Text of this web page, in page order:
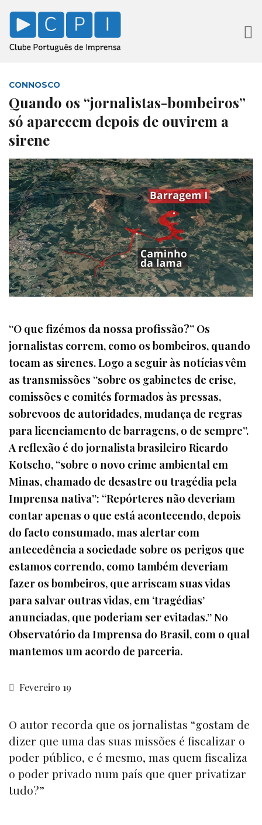
CONNOSCO
Quando os “jornalistas-bombeiros”
só aparecem depois de ouvirem a
sirene
“O que fizémos da nossa profissão?” Os
jornalistas correm, como os bombeiros, quando
tocam as sirenes. Logo a seguir às notícias vêm
as transmissões “sobre os gabinetes de crise,
comissões e comités formados às pressas,
sobrevoos de autoridades, mudança de regras
para licenciamento de barragens, o de sempre”.
A reflexão é do jornalista brasileiro Ricardo
Kotscho, “sobre o novo crime ambiental em
Minas, chamado de desastre ou tragédia pela
Imprensa nativa”: “Repórteres não deveriam
contar apenas o que está acontecendo, depois
do facto consumado, mas alertar com
antecedência a sociedade sobre os perigos que
estamos correndo, como também deveriam
fazer os bombeiros, que arriscam suas vidas
para salvar outras vidas, em ‘tragédias’
anunciadas, que poderiam ser evitadas.” No
Observatório da Imprensa do Brasil, com o qual
mantemos um acordo de parceria.
Fevereiro 19
O autor recorda que os jornalistas “gostam de
dizer que uma das suas missões é fiscalizar o
poder público, e é mesmo, mas quem fiscaliza
o poder privado num país que quer privatizar
tudo?”